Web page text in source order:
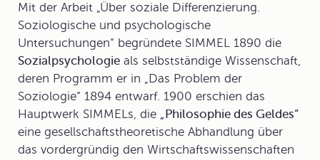
Mit der Arbeit „Über soziale Differenzierung.
Soziologische und psychologische
Untersuchungen“ begründete SIMMEL 1890 die
Sozialpsychologie als selbstständige Wissenschaft,
deren Programm er in „Das Problem der
Soziologie“ 1894 entwarf. 1900 erschien das
Hauptwerk SIMMELs, die „Philosophie des Geldes“
eine gesellschaftstheoretische Abhandlung über
das vordergründig den Wirtschaftswissenschaften